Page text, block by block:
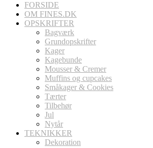
FORSIDE
OM FINES.DK
OPSKRIFTER
Bagværk
Grundopskrifter
Kager
Kagebunde
Mousser & Cremer
Muffins og cupcakes
Småkager & Cookies
Tærter
Tilbehør
Jul
Nytår
TEKNIKKER
Dekoration